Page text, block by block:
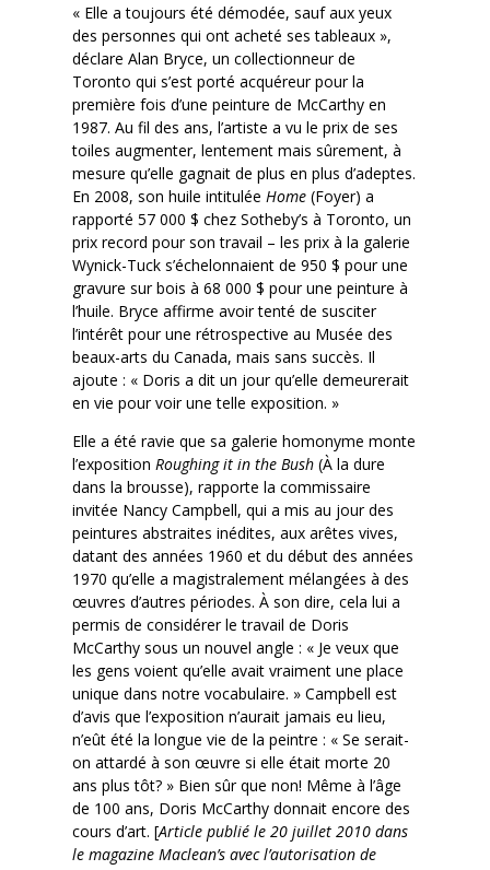
« Elle a toujours été démodée, sauf aux yeux
des personnes qui ont acheté ses tableaux »,
déclare Alan Bryce, un collectionneur de
Toronto qui s’est porté acquéreur pour la
première fois d’une peinture de McCarthy en
1987. Au fil des ans, l’artiste a vu le prix de ses
toiles augmenter, lentement mais sûrement, à
mesure qu’elle gagnait de plus en plus d’adeptes.
En 2008, son huile intitulée Home(Foyer) a
rapporté 57 000 $ chez Sotheby’s à Toronto, un
prix record pour son travail – les prix à la galerie
Wynick-Tuck s’échelonnaient de 950 $ pour une
gravure sur bois à 68 000 $ pour une peinture à
l’huile. Bryce affirme avoir tenté de susciter
l’intérêt pour une rétrospective au Musée des
beaux-arts du Canada, mais sans succès. Il
ajoute : « Doris a dit un jour qu’elle demeurerait
en vie pour voir une telle exposition. »
Elle a été ravie que sa galerie homonyme monte
l’exposition Roughing it in the Bush (À la dure
dans la brousse), rapporte la commissaire
invitée Nancy Campbell, qui a mis au jour des
peintures abstraites inédites, aux arêtes vives,
datant des années 1960 et du début des années
1970 qu’elle a magistralement mélangées à des
œuvres d’autres périodes. À son dire, cela lui a
permis de considérer le travail de Doris
McCarthy sous un nouvel angle : « Je veux que
les gens voient qu’elle avait vraiment une place
unique dans notre vocabulaire. » Campbell est
d’avis que l’exposition n’aurait jamais eu lieu,
n’eût été la longue vie de la peintre : « Se serait-
on attardé à son œuvre si elle était morte 20
ans plus tôt? » Bien sûr que non! Même à l’âge
de 100 ans, Doris McCarthy donnait encore des
cours d’art. [Article publié le 20 juillet 2010 dans
le magazine Maclean’s avec l’autorisation de